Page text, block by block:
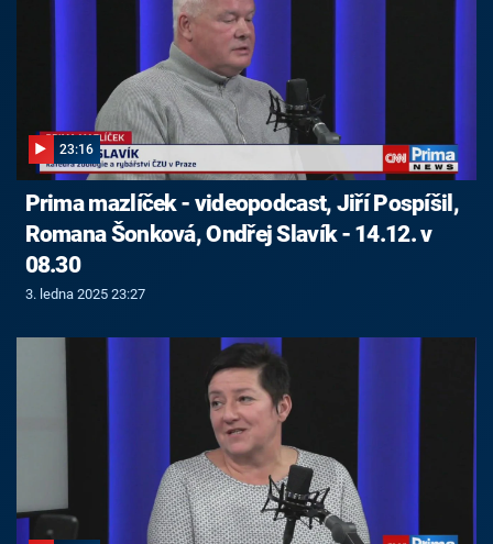
23:16
Prima mazlíček - videopodcast, Jiří Pospíšil,
Romana Šonková, Ondřej Slavík - 14.12. v
08.30
3. ledna 2025 23:27